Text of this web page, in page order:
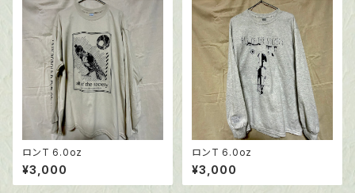
ロンT 6.0oz
¥3,000
ロンT 6.0oz
¥3,000